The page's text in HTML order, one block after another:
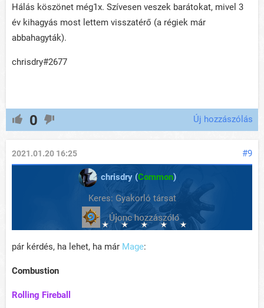
Hálás köszönet még1x. Szívesen veszek barátokat, mivel 3
év kihagyás most lettem visszatérő (a régiek már
abbahagyták).
chrisdry#2677
0 Új hozzászólás
#9
2021.01.20 16:25
chrisdry (Common)
Keres: Gyakorló társat
pár kérdés, ha lehet, ha már Mage:
Combustion
Rolling Fireball